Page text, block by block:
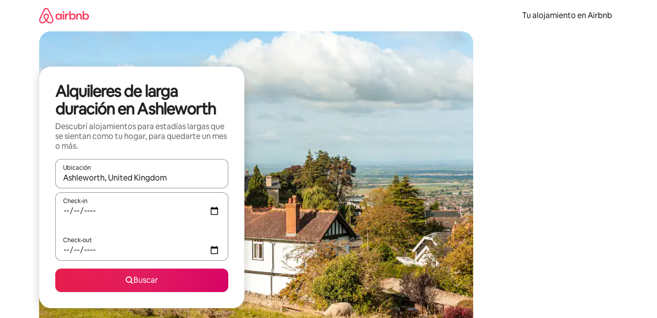
Tu alojamiento en Airbnb
Alquileres de larga
duración en Ashleworth
Descubrí alojamientos para estadías largas que
se sientan como tu hogar, para quedarte un mes
o más.
Ubicación
Cuando los resultados estén disponibles, navegá con las teclas de flecha hacia arriba y hacia abajo o explorá deslizando el dedo.
Check-in
Check-out
Buscar